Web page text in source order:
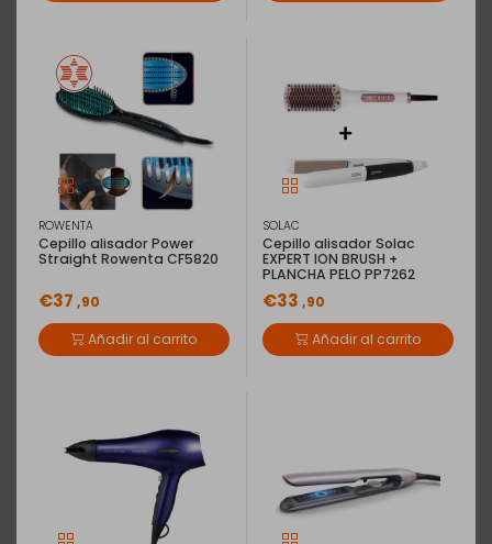
ROWENTA
Cepillo alisador Power
Straight Rowenta CF5820
€37 ,90
Añadir al carrito
SOLAC
Cepillo alisador Solac
EXPERT ION BRUSH +
PLANCHA PELO PP7262
€33 ,90
Añadir al carrito